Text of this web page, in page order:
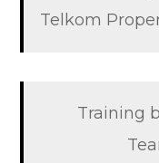
Telkom
Training